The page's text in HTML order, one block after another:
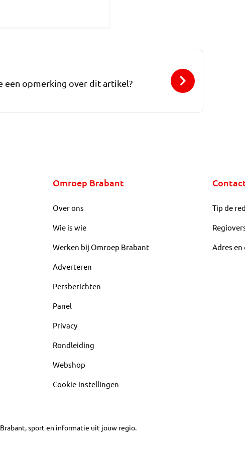
een opmerking over dit artikel?
Omroep Brabant
Over ons
Wie is wie
Werken bij Omroep Brabant
Adverteren
Persberichten
Panel
Privacy
Rondleiding
Webshop
Cookie-instellingen
Tip de
Adres
sport en informatie uit jouw regio.